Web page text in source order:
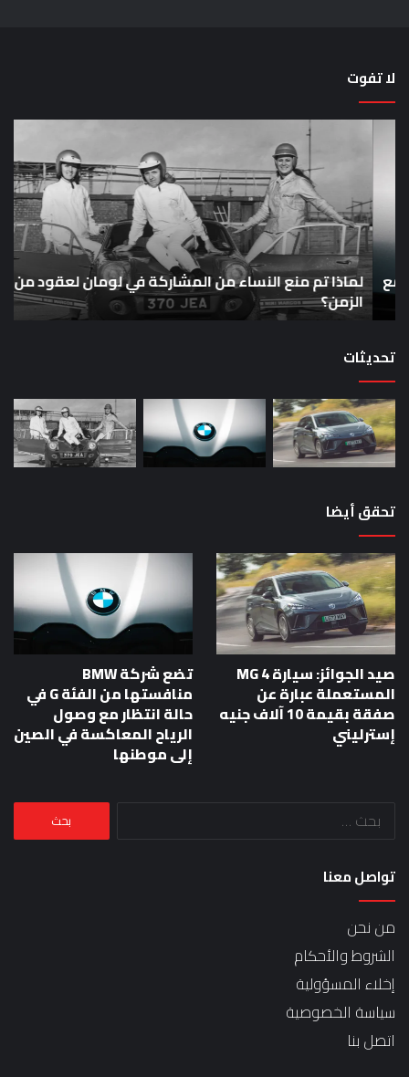
لا تفوت
لماذا
من
المشاركة
في
لومان
لعقود
من
الزمن؟
لماذا تم منع النساء من المشاركة في لومان لعقود من
الزمن؟
تحديثات
تحقق أيضا
صيد الجوائز: سيارة MG 4
المستعملة عبارة عن
صفقة بقيمة 10 آلاف جنيه
إسترليني
تضع شركة BMW
منافستها من الفئة G في
حالة انتظار مع وصول
الرياح المعاكسة في الصين
إلى موطنها
البحث
تواصل معنا
من نحن
الشروط والأحكام
إخلاء المسؤولية
سياسة الخصوصية
اتصل بنا